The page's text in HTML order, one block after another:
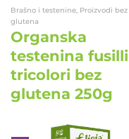
Brašno i testenine, Proizvodi bez
glutena
Organska
testenina fusilli
tricolori bez
glutena 250g